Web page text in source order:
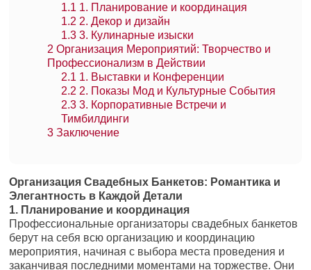
1.1 1. Планирование и координация
1.2 2. Декор и дизайн
1.3 3. Кулинарные изыски
2 Организация Мероприятий: Творчество и
Профессионализм в Действии
2.1 1. Выставки и Конференции
2.2 2. Показы Мод и Культурные События
2.3 3. Корпоративные Встречи и
Тимбилдинги
3 Заключение
Организация Свадебных Банкетов: Романтика и
Элегантность в Каждой Детали
1. Планирование и координация
Профессиональные организаторы свадебных банкетов
берут на себя всю организацию и координацию
мероприятия, начиная с выбора места проведения и
заканчивая последними моментами на торжестве. Они